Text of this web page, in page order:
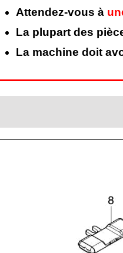
Attendez-vous à
La plupart des
La machine doit